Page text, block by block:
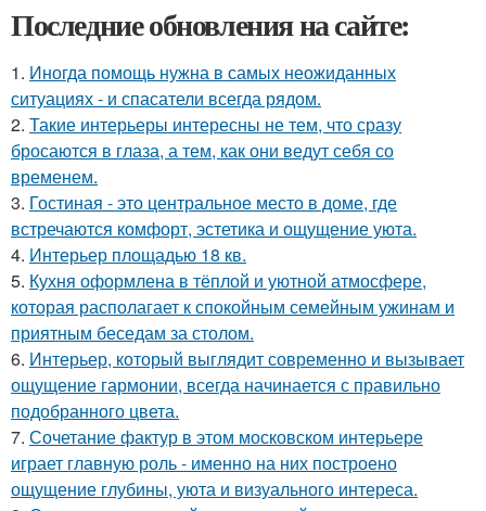
Последние обновления на сайте:
1. Иногда помощь нужна в самых неожиданных
ситуациях - и спасатели всегда рядом.
2. Такие интерьеры интересны не тем, что сразу
бросаются в глаза, а тем, как они ведут себя со
временем.
3. Гостиная - это центральное место в доме, где
встречаются комфорт, эстетика и ощущение уюта.
4. Интерьер площадью 18 кв.
5. Кухня оформлена в тёплой и уютной атмосфере,
которая располагает к спокойным семейным ужинам и
приятным беседам за столом.
6. Интерьер, который выглядит современно и вызывает
ощущение гармонии, всегда начинается с правильно
подобранного цвета.
7. Сочетание фактур в этом московском интерьере
играет главную роль - именно на них построено
ощущение глубины, уюта и визуального интереса.